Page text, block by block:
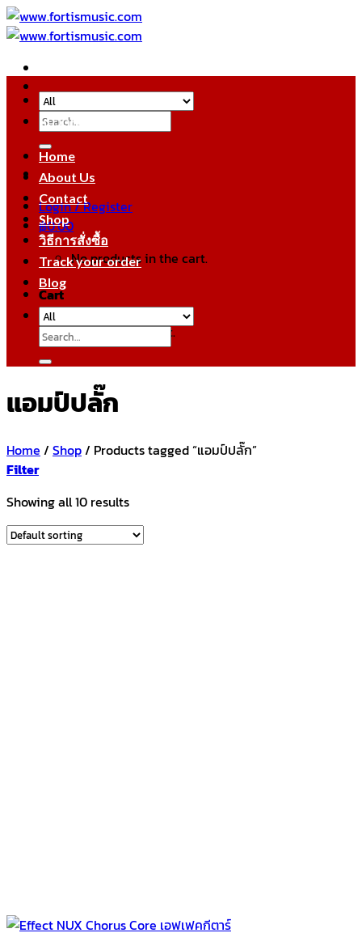
Skip
to
Search
for:
Login / Register
฿0.00
No products in the cart.
Cart
No products in the cart.
หมวดหมู่สินค้า
Home
About Us
Contact
Shop
วิธีการสั่งซื้อ
Track your order
Blog
Search
for:
แอมป์ปลั๊ก
Home / Shop/ Products tagged “แอมป์ปลั๊ก”
Filter
Showing all 10 results